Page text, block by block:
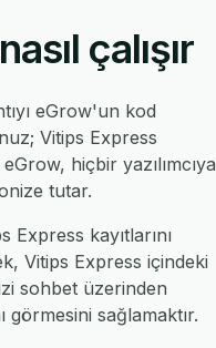
çalışır
eGrow'un kod
Vitips Express
hiçbir yazılımcıya
tutar.
kayıtlarını
Vitips Express içindeki
sohbet üzerinden
sağlamaktır.